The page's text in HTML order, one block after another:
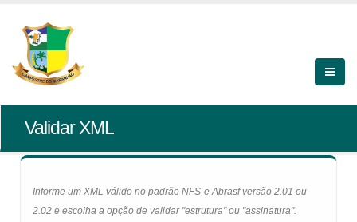
Validar XML
Informe um XML válido no padrão NFS-e Abrasf versão 2.01 ou
2.02 e escolha a opção de validar "estrutura" ou "assinatura".